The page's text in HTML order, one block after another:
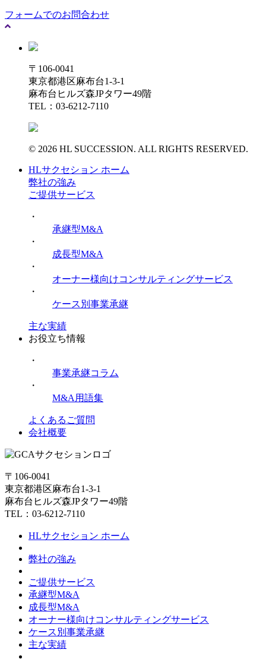
フォームでのお問合わせ
〒106-0041
東京都港区麻布台1-3-1
麻布台ヒルズ森JPタワー49階
TEL：03-6212-7110
© 2026 HL SUCCESSION. ALL RIGHTS RESERVED.
HLサクセション ホーム
弊社の強み
ご提供サービス
・
承継型M&A
・
成長型M&A
・
オーナー様向けコンサルティングサービス
・
ケース別事業承継
主な実績
お役立ち情報
・
事業承継コラム
・
M&A用語集
よくあるご質問
会社概要
〒106-0041
東京都港区麻布台1-3-1
麻布台ヒルズ森JPタワー49階
TEL：03-6212-7110
HLサクセション ホーム
弊社の強み
ご提供サービス
承継型M&A
成長型M&A
オーナー様向けコンサルティングサービス
ケース別事業承継
主な実績